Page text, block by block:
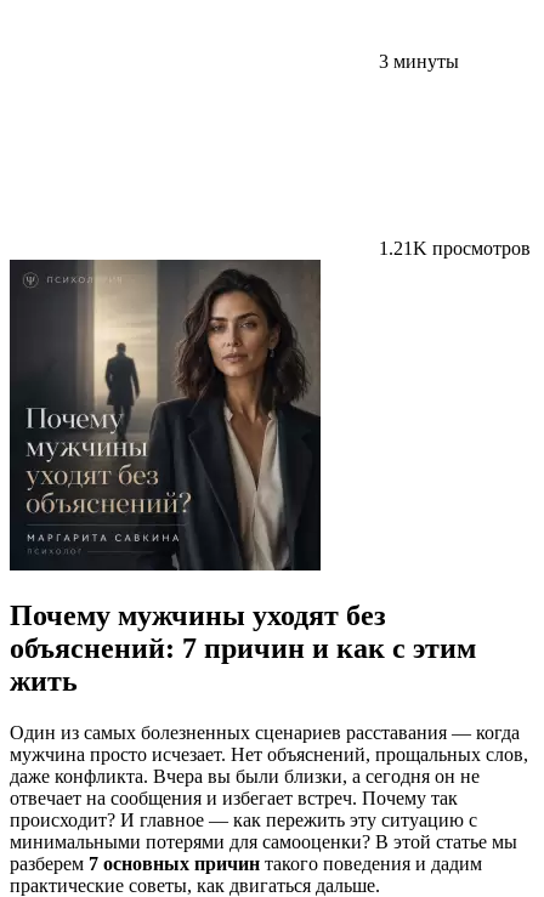
3 минуты
1.21K просмотров
Почему мужчины уходят без
объяснений: 7 причин и как с этим
жить
Один из самых болезненных сценариев расставания — когда
мужчина просто исчезает. Нет объяснений, прощальных слов,
даже конфликта. Вчера вы были близки, а сегодня он не
отвечает на сообщения и избегает встреч. Почему так
происходит? И главное — как пережить эту ситуацию с
минимальными потерями для самооценки? В этой статье мы
разберем 7 основных причин такого поведения и дадим
практические советы, как двигаться дальше.